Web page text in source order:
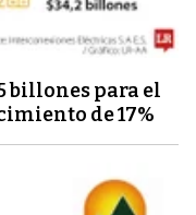
billones para el
de 17%